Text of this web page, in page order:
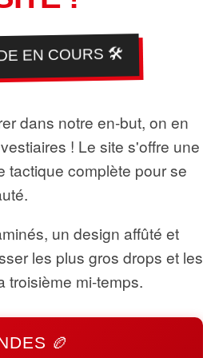
EN COURS 🛠️
dans notre en-but, on en
! Le site s'offre une
tactique complète pour se
un design affûté et
les plus gros drops et les
troisième mi-temps.
🏉